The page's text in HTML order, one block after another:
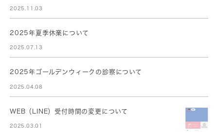
2025.11.03
2025年夏季休業について
2025.07.13
2025年ゴールデンウィークの診察について
2025.04.08
WEB（LINE）受付時間の変更について
2025.03.01